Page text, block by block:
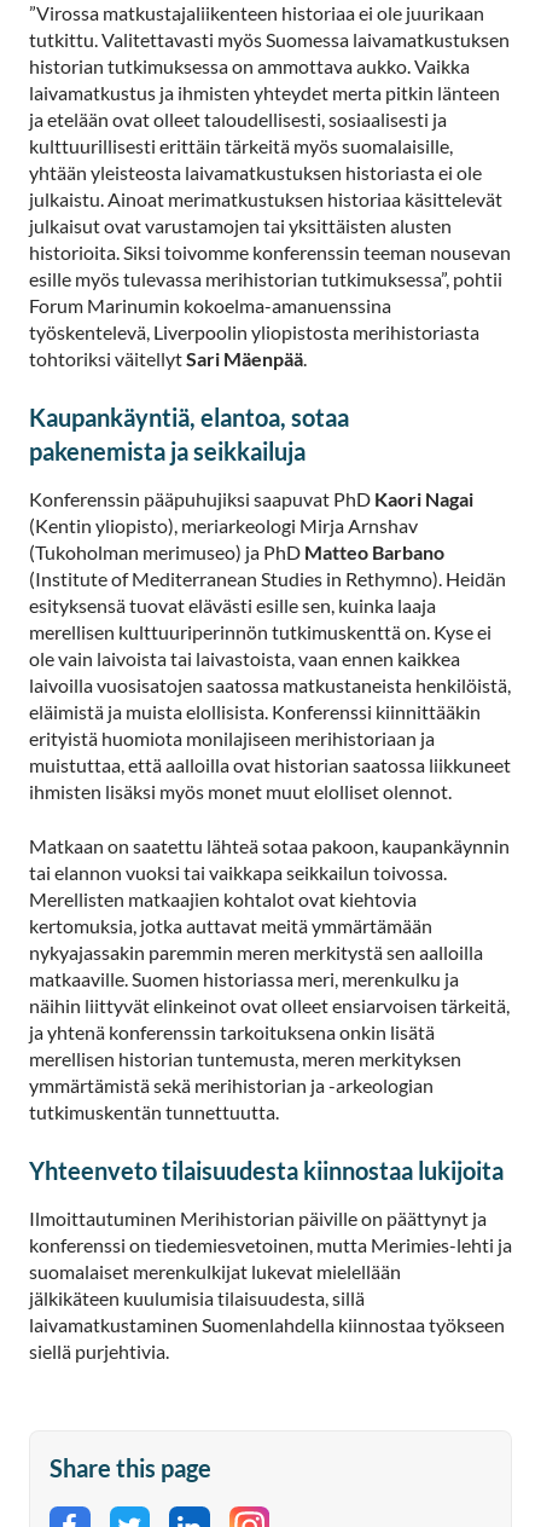
”Virossa matkustajaliikenteen historiaa ei ole juurikaan
tutkittu. Valitettavasti myös Suomessa laivamatkustuksen
historian tutkimuksessa on ammottava aukko. Vaikka
laivamatkustus ja ihmisten yhteydet merta pitkin länteen
ja etelään ovat olleet taloudellisesti, sosiaalisesti ja
kulttuurillisesti erittäin tärkeitä myös suomalaisille,
yhtään yleisteosta laivamatkustuksen historiasta ei ole
julkaistu. Ainoat merimatkustuksen historiaa käsittelevät
julkaisut ovat varustamojen tai yksittäisten alusten
historioita. Siksi toivomme konferenssin teeman nousevan
esille myös tulevassa merihistorian tutkimuksessa”, pohtii
Forum Marinumin kokoelma-amanuenssina
työskentelevä, Liverpoolin yliopistosta merihistoriasta
tohtoriksi väitellytSari Mäenpää.
Kaupankäyntiä, elantoa, sotaa
pakenemista ja seikkailuja
Konferenssin pääpuhujiksi saapuvat PhD Kaori Nagai
(Kentin yliopisto), meriarkeologi Mirja Arnshav
(Tukoholman merimuseo) ja PhD Matteo Barbano
(Institute of Mediterranean Studies in Rethymno). Heidän
esityksensä tuovat elävästi esille sen, kuinka laaja
merellisen kulttuuriperinnön tutkimuskenttä on. Kyse ei
ole vain laivoista tai laivastoista, vaan ennen kaikkea
laivoilla vuosisatojen saatossa matkustaneista henkilöistä,
eläimistä ja muista elollisista. Konferenssi kiinnittääkin
erityistä huomiota monilajiseen merihistoriaan ja
muistuttaa, että aalloilla ovat historian saatossa liikkuneet
ihmisten lisäksi myös monet muut elolliset olennot.
Matkaan on saatettu lähteä sotaa pakoon, kaupankäynnin
tai elannon vuoksi tai vaikkapa seikkailun toivossa.
Merellisten matkaajien kohtalot ovat kiehtovia
kertomuksia, jotka auttavat meitä ymmärtämään
nykyajassakin paremmin meren merkitystä sen aalloilla
matkaaville. Suomen historiassa meri, merenkulku ja
näihin liittyvät elinkeinot ovat olleet ensiarvoisen tärkeitä,
ja yhtenä konferenssin tarkoituksena onkin lisätä
merellisen historian tuntemusta, meren merkityksen
ymmärtämistä sekä merihistorian ja -arkeologian
tutkimuskentän tunnettuutta.
Yhteenveto tilaisuudesta kiinnostaa lukijoita
Ilmoittautuminen Merihistorian päiville on päättynyt ja
konferenssi on tiedemiesvetoinen, mutta Merimies-lehti ja
suomalaiset merenkulkijat lukevat mielellään
jälkikäteen kuulumisia tilaisuudesta, sillä
laivamatkustaminen Suomenlahdella kiinnostaa työkseen
siellä purjehtivia.
Share this page